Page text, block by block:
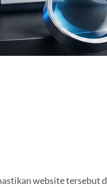
website tersebut